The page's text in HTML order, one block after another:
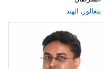
بنغالور, الهند